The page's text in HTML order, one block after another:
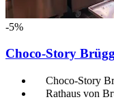
-5%
Choco-Story
Choco-Story
Rathaus von